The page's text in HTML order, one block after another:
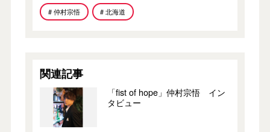
# 仲村宗悟 # 北海道
関連記事
「fist of hope」仲村宗悟 イン
タビュー